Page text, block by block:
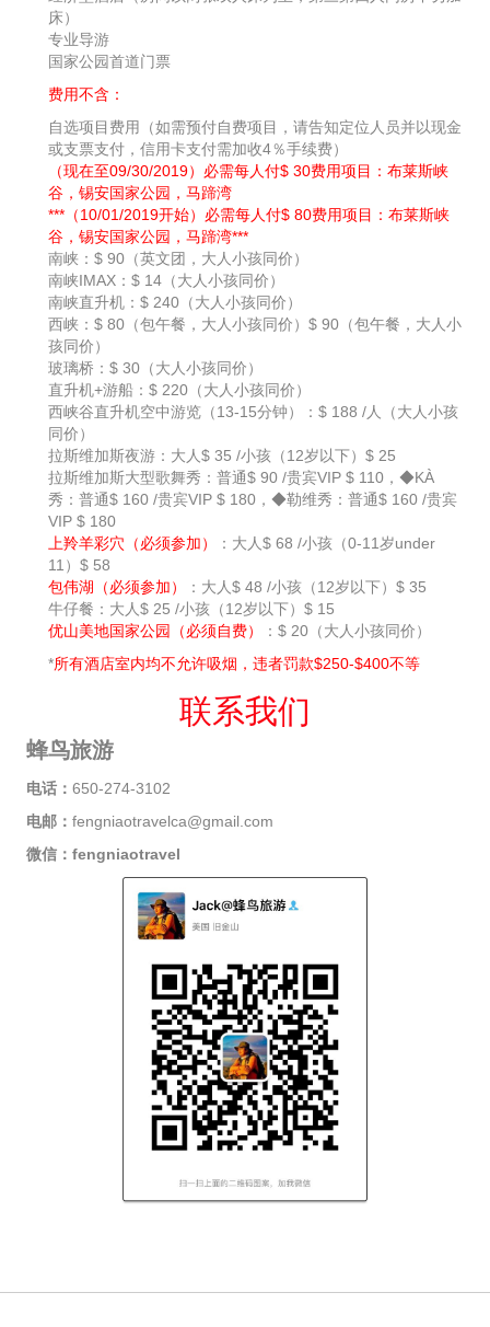
床）
专业导游
国家公园首道门票
费用不含：
自选项目费用（如需预付自费项目，请告知定位人员并以现金
或支票支付，信用卡支付需加收4％手续费）
（现在至09/30/2019）必需每人付$ 30费用项目：布莱斯峡
谷，锡安国家公园，马蹄湾
***（10/01/2019开始）必需每人付$ 80费用项目：布莱斯峡
谷，锡安国家公园，马蹄湾***
南峡：$ 90（英文团，大人小孩同价）
南峡IMAX：$ 14（大人小孩同价）
南峡直升机：$ 240（大人小孩同价）
西峡：$ 80（包午餐，大人小孩同价）$ 90（包午餐，大人小
孩同价）
玻璃桥：$ 30（大人小孩同价）
直升机+游船：$ 220（大人小孩同价）
西峡谷直升机空中游览（13-15分钟）：$ 188 /人（大人小孩
同价）
拉斯维加斯夜游：大人$ 35 /小孩（12岁以下）$ 25
拉斯维加斯大型歌舞秀：普通$ 90 /贵宾VIP $ 110，◆KÀ
秀：普通$ 160 /贵宾VIP $ 180，◆勒维秀：普通$ 160 /贵宾
VIP $ 180
上羚羊彩穴（必须参加）
：大人$ 68 /小孩（0-11岁under
11）$ 58
包伟湖（必须参加）
：大人$ 48 /小孩（12岁以下）$ 35
牛仔餐：大人$ 25 /小孩（12岁以下）$ 15
优山美地国家公园（必须自费）
：$ 20（大人小孩同价）
*所有酒店室内均不允许吸烟，违者罚款$250-$400不等
联系我们
蜂鸟旅游
电话： 650-274-3102
电邮： fengniaotravelca@gmail.com
微信：fengniaotravel